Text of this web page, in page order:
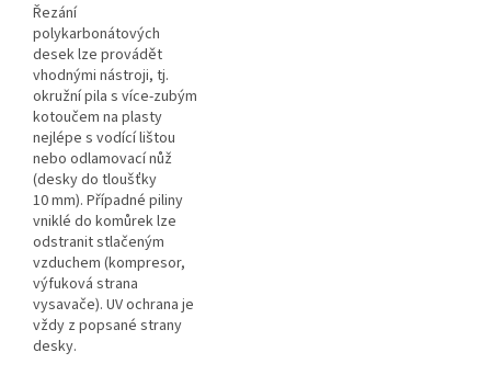
Řezání
polykarbonátových
desek lze provádět
vhodnými nástroji, tj.
okružní pila s více-zubým
kotoučem na plasty
nejlépe s vodící lištou
nebo odlamovací nůž
(desky do tloušťky
10 mm). Případné piliny
vniklé do komůrek lze
odstranit stlačeným
vzduchem (kompresor,
výfuková strana
vysavače). UV ochrana je
vždy z popsané strany
desky.